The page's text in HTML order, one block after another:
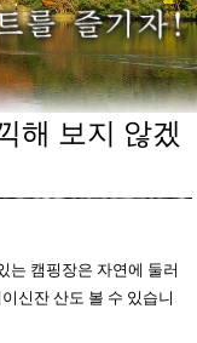
해 보지 않겠
는 캠핑장은 자연에 둘러
신잔 산도 볼 수 있습니